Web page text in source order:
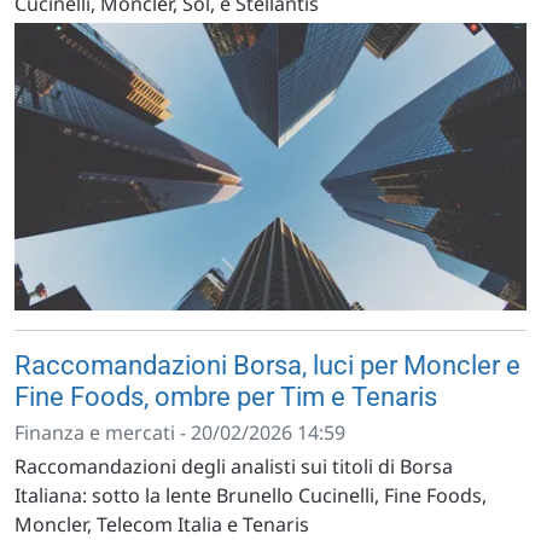
Raccomandazioni Borsa, luci per Moncler e
Fine Foods, ombre per Tim e Tenaris
Finanza e mercati - 20/02/2026 14:59
Raccomandazioni degli analisti sui titoli di Borsa
Italiana: sotto la lente Brunello Cucinelli, Fine Foods,
Moncler, Telecom Italia e Tenaris